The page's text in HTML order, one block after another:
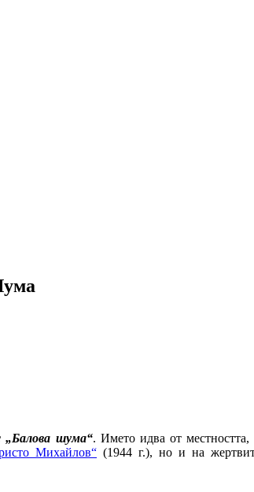
„Балова шума“. Името идва от местността,
Михайлов“ (1944 г.), но и на